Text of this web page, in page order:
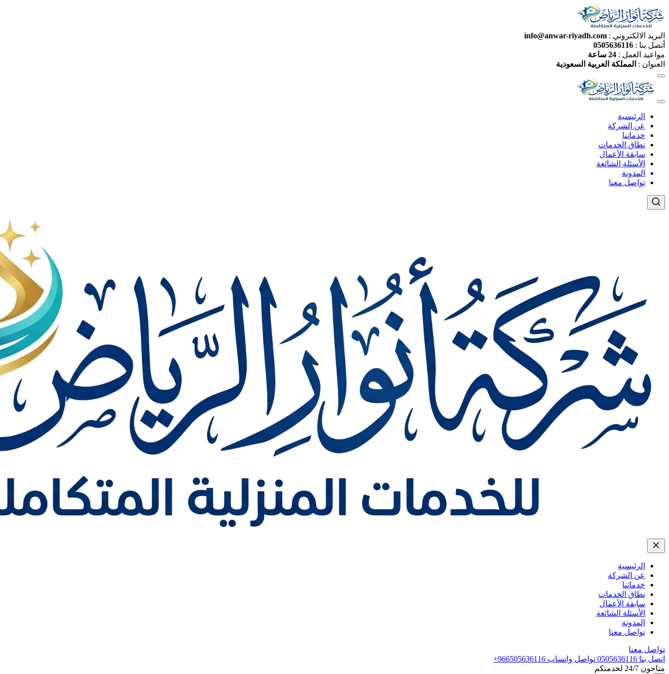
البريد الالكتروني : info@anwar-riyadh.com
أتصل بنا : 0505636116
مواعيد العمل : 24 ساعة
العنوان : المملكة العربية السعودية
الرئيسية
عن الشركة
خدماتنا
نطاق الخدمات
سابقة الأعمال
الأسئلة الشائعة
المدونة
تواصل معنا
الرئيسية
عن الشركة
خدماتنا
نطاق الخدمات
سابقة الأعمال
الأسئلة الشائعة
المدونة
تواصل معنا
تواصل معنا
اتصل بنا 0505636116 تواصل واتساب +966505636116
متاحون 24/7 لخدمتكم